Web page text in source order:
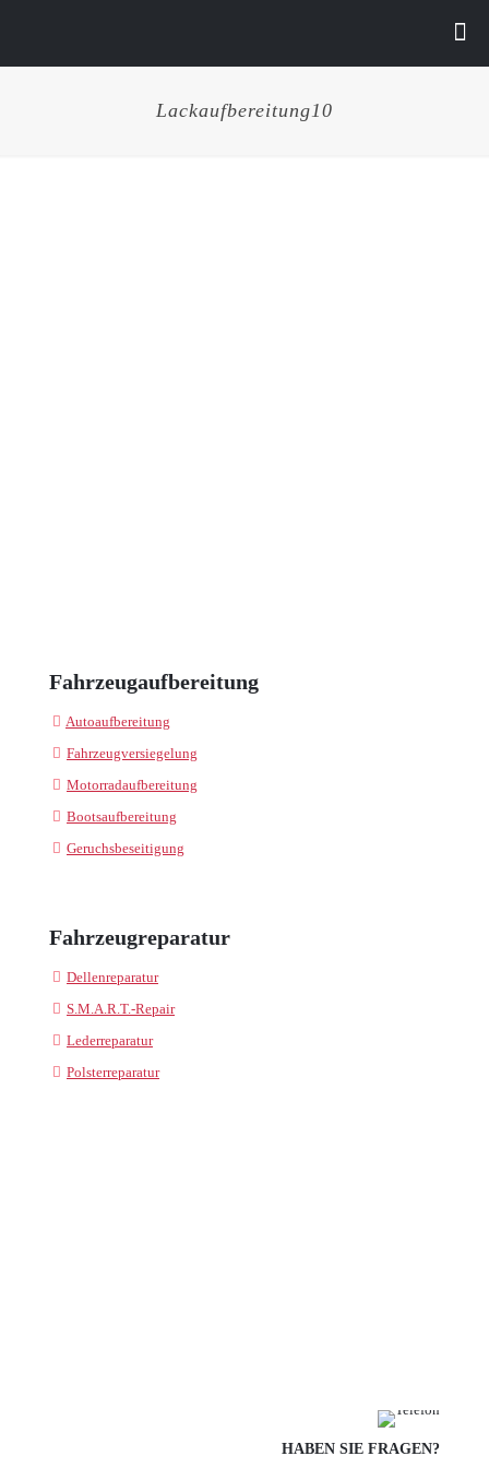
Lackaufbereitung10
Fahrzeugaufbereitung
Autoaufbereitung
Fahrzeugversiegelung
Motorradaufbereitung
Bootsaufbereitung
Geruchsbeseitigung
Fahrzeugreparatur
Dellenreparatur
S.M.A.R.T.-Repair
Lederreparatur
Polsterreparatur
HABEN SIE FRAGEN?